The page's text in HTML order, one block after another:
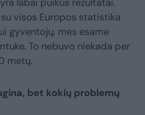
visos Europos statistika
gyventojų, mes esame
To nebuvo niekada per
metų.
bet kokių problemų